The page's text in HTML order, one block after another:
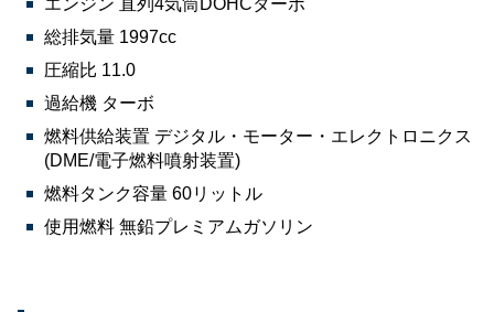
エンジン 直列4気筒DOHCターボ
総排気量 1997cc
圧縮比 11.0
過給機 ターボ
燃料供給装置 デジタル・モーター・エレクトロニクス
(DME/電子燃料噴射装置)
燃料タンク容量 60リットル
使用燃料 無鉛プレミアムガソリン